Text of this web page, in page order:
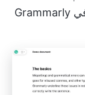
بالسياق والسماح لمعالج اللغة الطبيعية في Grammarly